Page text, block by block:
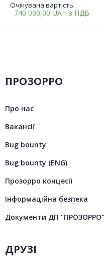
Очікувана вартість:
740 000,00 UAH з ПДВ
ПРОЗОРРО
Про нас
Вакансії
Bug bounty
Bug bounty (ENG)
Прозорро концесії
Інформаційна безпека
Документи ДП "ПРОЗОРРО"
ДРУЗІ